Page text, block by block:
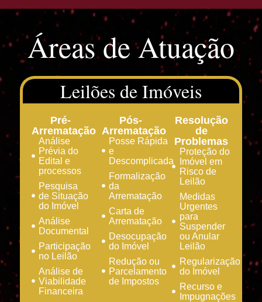
Áreas de Atuação
Leilões de Imóveis
Pré-
Arrematação
Análise
Prévia do
Edital e
processos
Pesquisa
de Situação
do Imóvel
Análise
Documental
Participação
no Leilão
Análise de
Viabilidade
Financeira
Pós-
Arrematação
Posse Rápida
e
Descomplicada
Formalização
da
Arrematação
Carta de
Arrematação
Desocupação
do Imóvel
Redução ou
Parcelamento
de Impostos
Resolução
de
Problemas
Proteção do
Imóvel em
Risco de
Leilão
Medidas
Urgentes
para
Suspender
ou Anular
Leilão
Regularização
do Imóvel
Recurso e
Impugnações